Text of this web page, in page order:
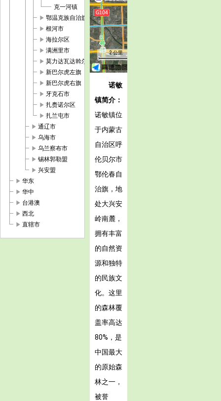
克一河镇
play_arrow 鄂温克族自治旗
play_arrow 根河市
play_arrow 海拉尔区
play_arrow 满洲里市
play_arrow 莫力达瓦达斡尔族自治旗
play_arrow 新巴尔虎左旗
play_arrow 新巴尔虎右旗
play_arrow 牙克石市
play_arrow 扎赉诺尔区
play_arrow 扎兰屯市
play_arrow 通辽市
play_arrow 乌海市
play_arrow 乌兰察布市
play_arrow 锡林郭勒盟
play_arrow 兴安盟
play_arrow 华东
play_arrow 华中
play_arrow 台港澳
play_arrow 西北
play_arrow 直辖市
2 公里
诺敏
镇简介：
诺敏镇位
于内蒙古
自治区呼
伦贝尔市
鄂伦春自
治旗，地
处大兴安
岭南麓，
拥有丰富
的自然资
源和独特
的民族文
化。这里
的森林覆
盖率高达
80%，是
中国最大
的原始森
林之一，
被誉